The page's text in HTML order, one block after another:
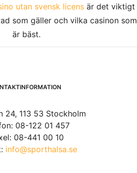
utan svensk licensär det viktigt
som gäller och vilka casinon som
är bäst.
24, 113 53 Stockholm
08-122 01 457
08-441 00 10
info@sporthalsa.se